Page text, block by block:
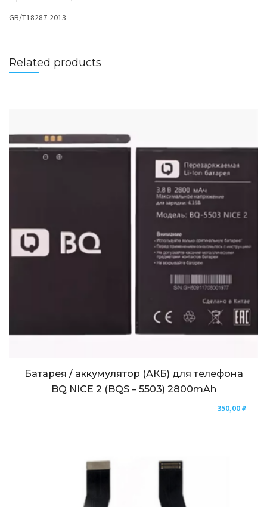
GB/T18287-2013
Related products
Батарея / аккумулятор (АКБ) для телефона
BQ NICE 2 (BQS – 5503) 2800mAh
350,00₽